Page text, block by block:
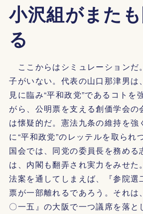
小沢組がまた
る
ここからはシミュレーションだ
子がいない。代表の山口那津男は
見に臨み“平和政党”であるコトを
がら、公明票を支える創価学会の
は懐疑的だ。憲法九条の維持を強
に“平和政党”のレッテルを取られ
国会では、同党の委員長を務める
は、内閣も翻弄され実力をみせた
法案を通してしまえば、『参院選
票が一部離れるであろう。それは
〇一五』の大阪で一つ議席を落と